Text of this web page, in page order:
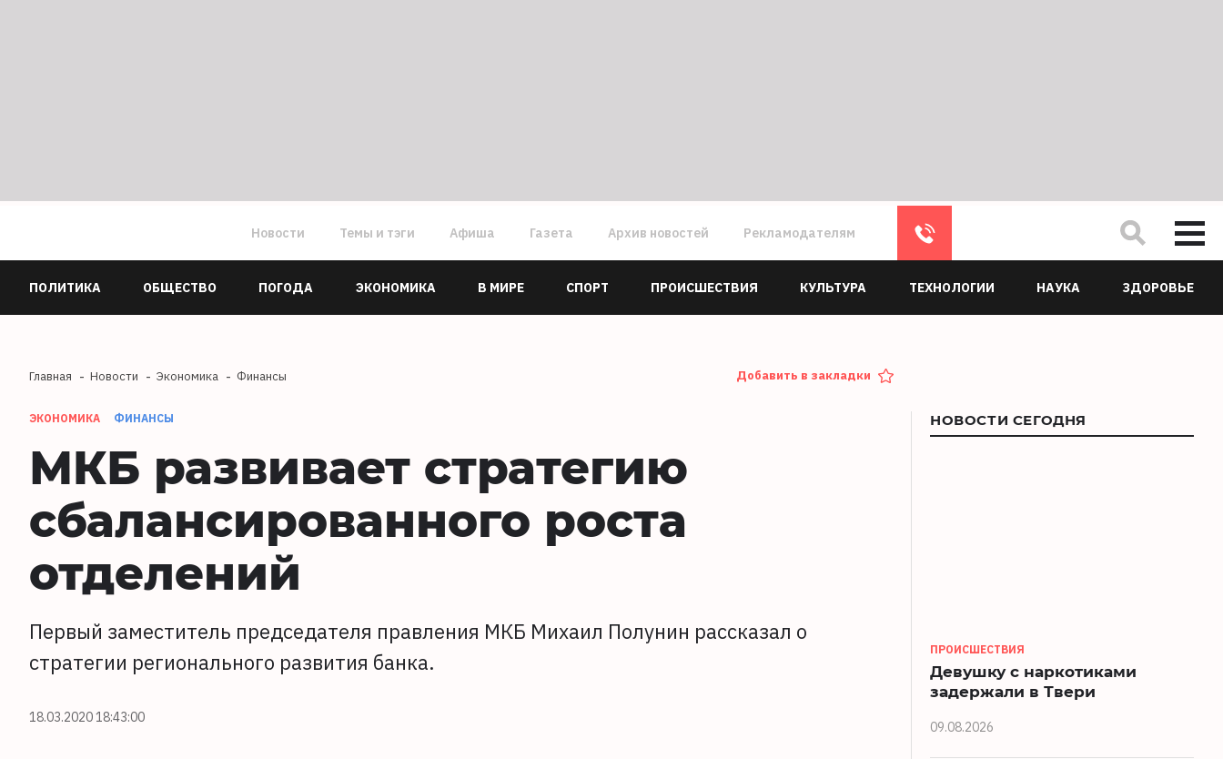
Новости Темы и тэги Афиша Газета Архив новостей Рекламодателям
ПОЛИТИКА ОБЩЕСТВО ПОГОДА ЭКОНОМИКА В МИРЕ СПОРТ ПРОИСШЕСТВИЯ КУЛЬТУРА ТЕХНОЛОГИИ НАУКА ЗДОРОВЬЕ
Главная Новости Экономика Финансы Добавить в закладки
ЭКОНОМИКА ФИНАНСЫ
МКБ развивает стратегию
сбалансированного роста
отделений
Первый заместитель председателя правления МКБ Михаил Полунин рассказал о
стратегии регионального развития банка.
18.03.2020 18:43:00
НОВОСТИ СЕГОДНЯ
ПРОИСШЕСТВИЯ
Девушку с наркотиками
задержали в Твери
09.08.2026